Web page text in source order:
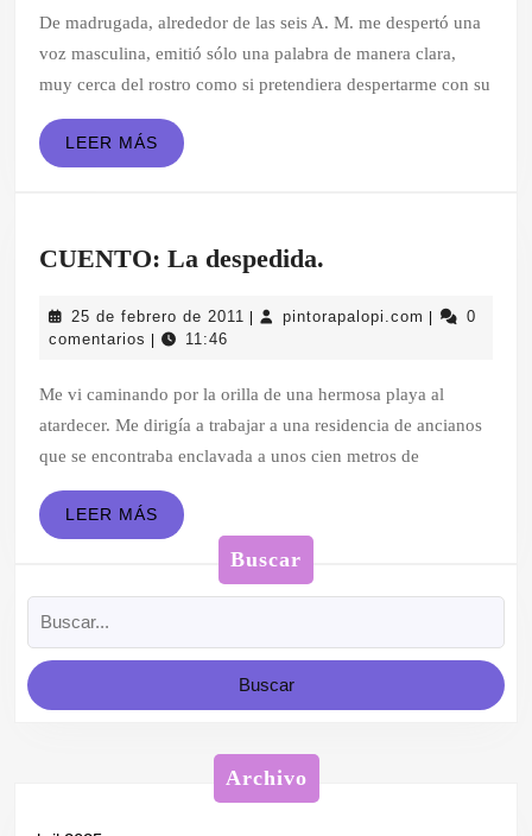
2020
De madrugada, alrededor de las seis A. M. me despertó una
voz masculina, emitió sólo una palabra de manera clara,
muy cerca del rostro como si pretendiera despertarme con su
LEER MÁS LEER
MÁS
CUENTO: La despedida.
despedida.
25 de febrero de 2011 25
2011
| pintorapalopi.com |
0
comentarios | 11:46
Me vi caminando por la orilla de una hermosa playa al
atardecer. Me dirigía a trabajar a una residencia de ancianos
que se encontraba enclavada a unos cien metros de
LEER MÁS LEER
MÁS
Buscar
Archivo